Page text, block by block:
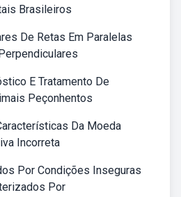
Brasileiros
De Retas Em Paralelas
E Tratamento De
Peçonhentos
Da Moeda
Incorreta
Por Condições Inseguras
Por